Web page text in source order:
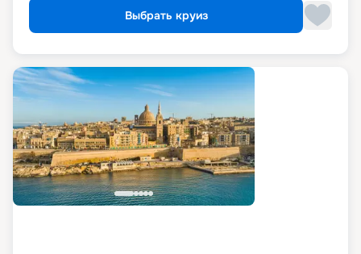
Выбрать круиз